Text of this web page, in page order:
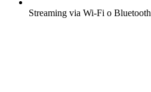
Streaming via Wi-Fi o Bluetooth